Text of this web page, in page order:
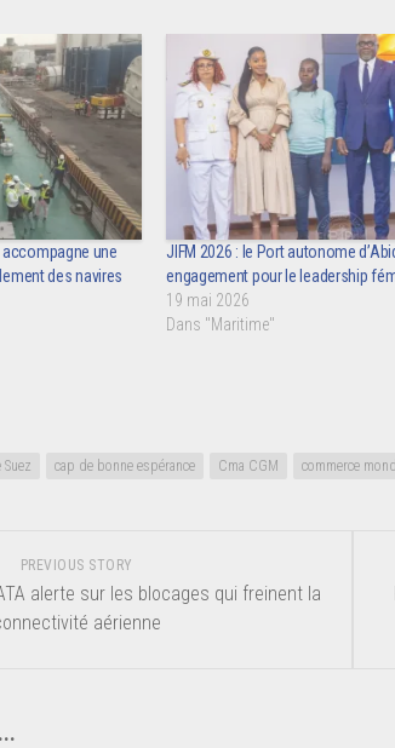
accompagne une
des navires
JIFM 2026 : le Port autonome
engagement pour le leadership
19 mai 2026
Dans "Maritime"
Suez cap de bonne espérance Cma CGM commerce
PREVIOUS STORY
alerte sur les blocages qui freinent la
aérienne